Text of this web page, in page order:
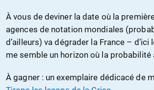
CONTACTER
FAIRE UN
DON
À vous de deviner la date où la
agences de notation mondiales
d’ailleurs) va dégrader la France – d’ici
me semble un horizon où la probabilité
À gagner : un exemplaire dédicacé de